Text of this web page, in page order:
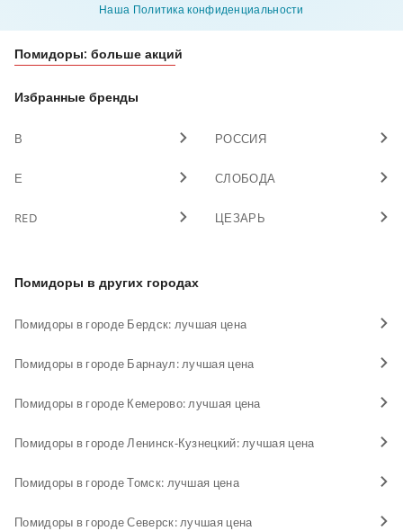
Наша Политика конфиденциальности
Помидоры: больше акций
Избранные бренды
В РОССИЯ
Е СЛОБОДА
RED ЦЕЗАРЬ
Помидоры в других городах
Помидоры в городе Бердск: лучшая цена
Помидоры в городе Барнаул: лучшая цена
Помидоры в городе Кемерово: лучшая цена
Помидоры в городе Ленинск-Кузнецкий: лучшая цена
Помидоры в городе Томск: лучшая цена
Помидоры в городе Северск: лучшая цена